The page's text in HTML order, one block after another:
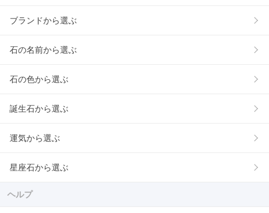
ブランドから選ぶ
石の名前から選ぶ
石の色から選ぶ
誕生石から選ぶ
運気から選ぶ
星座石から選ぶ
ヘルプ